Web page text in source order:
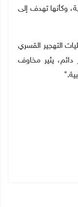
وكأنها تهدف إلى
التهجير القسري
دائم، يثير مخاوف
".